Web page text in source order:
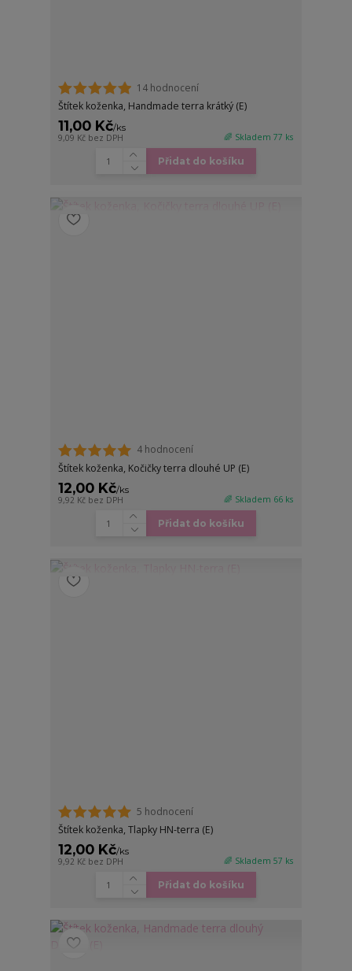
14 hodnocení
Štítek koženka, Handmade terra krátký (E)
11,00 Kč/ks
9,09 Kč bez DPH 🌈 Skladem 77 ks
Přidat do košíku
4 hodnocení
Štítek koženka, Kočičky terra dlouhé UP (E)
12,00 Kč/ks
9,92 Kč bez DPH 🌈 Skladem 66 ks
Přidat do košíku
5 hodnocení
Štítek koženka, Tlapky HN-terra (E)
12,00 Kč/ks
9,92 Kč bez DPH 🌈 Skladem 57 ks
Přidat do košíku